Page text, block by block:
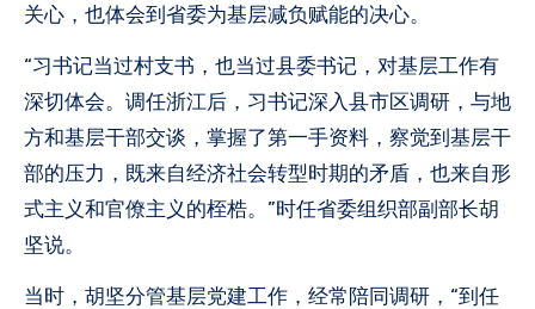
关心，也体会到省委为基层减负赋能的决心。
“习书记当过村支书，也当过县委书记，对基层工作有
深切体会。调任浙江后，习书记深入县市区调研，与地
方和基层干部交谈，掌握了第一手资料，察觉到基层干
部的压力，既来自经济社会转型时期的矛盾，也来自形
式主义和官僚主义的桎梏。”时任省委组织部副部长胡
坚说。
当时，胡坚分管基层党建工作，经常陪同调研，“到任